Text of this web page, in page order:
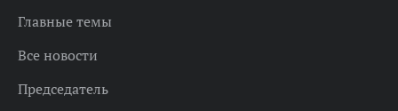
Главные темы
Все новости
Председатель